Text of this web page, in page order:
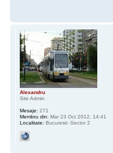
Alexandru
Site Admin
Mesaje: 271
Membru din: Mar 23 Oct 2012, 14:41
Localitate: Bucuresti -Sector 2